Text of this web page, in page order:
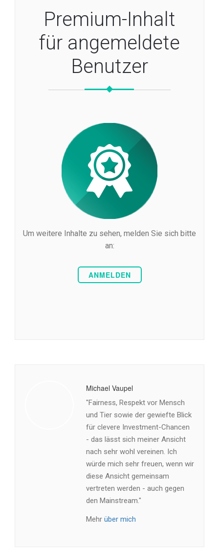
Premium-Inhalt
für angemeldete
Benutzer
Um weitere Inhalte zu sehen, melden Sie sich bitte
an:
ANMELDEN
Michael Vaupel
"Fairness, Respekt vor Mensch
und Tier sowie der gewiefte Blick
für clevere Investment-Chancen
- das lässt sich meiner Ansicht
nach sehr wohl vereinen. Ich
würde mich sehr freuen, wenn wir
diese Ansicht gemeinsam
vertreten werden - auch gegen
den Mainstream."
Mehr über mich